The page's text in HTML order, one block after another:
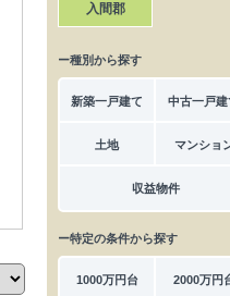
入間郡
ー種別から探す
新築一戸建て 中古一戸建
土地 マンショ
収益物件
ー特定の条件から探す
1000万円台 2000万円